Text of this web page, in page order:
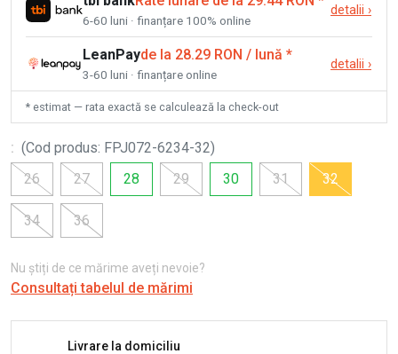
6-60 luni · finanțare 100% online
detalii ›
LeanPayde la 28.29 RON / lună *
3-60 luni · finanțare online
detalii ›
* estimat — rata exactă se calculează la check-out
: (Cod produs: FPJ072-6234-32)
26
27 28 29 30 31 32
34 36
Nu știți de ce mărime aveți nevoie?
Consultați tabelul de mărimi
Livrare la domiciliu